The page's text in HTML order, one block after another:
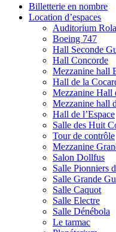
Billetterie en nombre
Location d’espaces
Auditorium
Boeing 747
Hall Seconde
Hall Concorde
Mezzanine hall
Hall de la
Mezzanine Hall
Mezzanine hall
Hall de l’Espace
Salle des Huit
Tour de contrôle
Mezzanine
Salon Dollfus
Salle Pionniers
Salle Grande
Salle Caquot
Salle Electre
Salle Dénébola
Le tarmac